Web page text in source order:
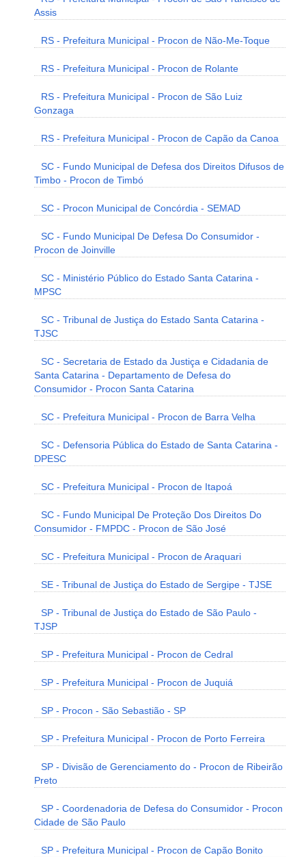
Assis
RS - Prefeitura Municipal - Procon de Não-Me-Toque
RS - Prefeitura Municipal - Procon de Rolante
RS - Prefeitura Municipal - Procon de São Luiz
Gonzaga
RS - Prefeitura Municipal - Procon de Capão da Canoa
SC - Fundo Municipal de Defesa dos Direitos Difusos de
Timbo - Procon de Timbó
SC - Procon Municipal de Concórdia - SEMAD
SC - Fundo Municipal De Defesa Do Consumidor -
Procon de Joinville
SC - Ministério Público do Estado Santa Catarina -
MPSC
SC - Tribunal de Justiça do Estado Santa Catarina -
TJSC
SC - Secretaria de Estado da Justiça e Cidadania de
Santa Catarina - Departamento de Defesa do
Consumidor - Procon Santa Catarina
SC - Prefeitura Municipal - Procon de Barra Velha
SC - Defensoria Pública do Estado de Santa Catarina -
DPESC
SC - Prefeitura Municipal - Procon de Itapoá
SC - Fundo Municipal De Proteção Dos Direitos Do
Consumidor - FMPDC - Procon de São José
SC - Prefeitura Municipal - Procon de Araquari
SE - Tribunal de Justiça do Estado de Sergipe - TJSE
SP - Tribunal de Justiça do Estado de São Paulo -
TJSP
SP - Prefeitura Municipal - Procon de Cedral
SP - Prefeitura Municipal - Procon de Juquiá
SP - Procon - São Sebastião - SP
SP - Prefeitura Municipal - Procon de Porto Ferreira
SP - Divisão de Gerenciamento do - Procon de Ribeirão
Preto
SP - Coordenadoria de Defesa do Consumidor - Procon
Cidade de São Paulo
SP - Prefeitura Municipal - Procon de Capão Bonito